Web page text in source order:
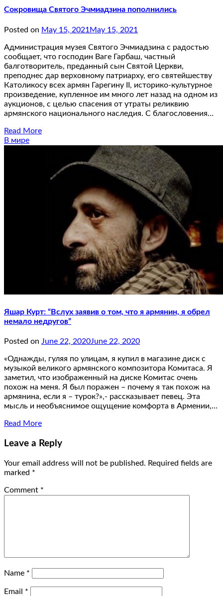
Сокровища Святого Эчмиадзина пополнились
Posted on May 15, 2021 May 15, 2021
Администрация музея Святого Эчмиадзина с радостью
сообщает, что господин Ваге Гарбаш, частный
балготворитель, преданный сын Святой Церкви,
преподнес дар верховному патриарху, его святейшеству
Католикосу всех армян Гарегину II, историко-культурное
произведение, купленное им много лет назад на одном из
аукционов, с целью спасения от утраты реликвию
армянского национального наследия. С благословения…
Read More
В мире
Яшар Курт: “Вслух заявив о том, что я армянин, я обрел
немало недругов”
Posted on June 22, 2020June 22, 2020
«Однажды, гуляя по улицам, я купил в магазине диск с
музыкой великого армянского композитора Комитаса. Я
заметил, что изображенный на диске Комитас очень
похож на меня. Я был поражен – почему я так похож на
армянина, если я – турок?»,- рассказывает певец. Эта
мысль и необъяснимое ощущение комфорта в Армении,…
Read More
Leave a Reply
Your email address will not be published. Required fields are
marked *
Comment *
Name *
Email *